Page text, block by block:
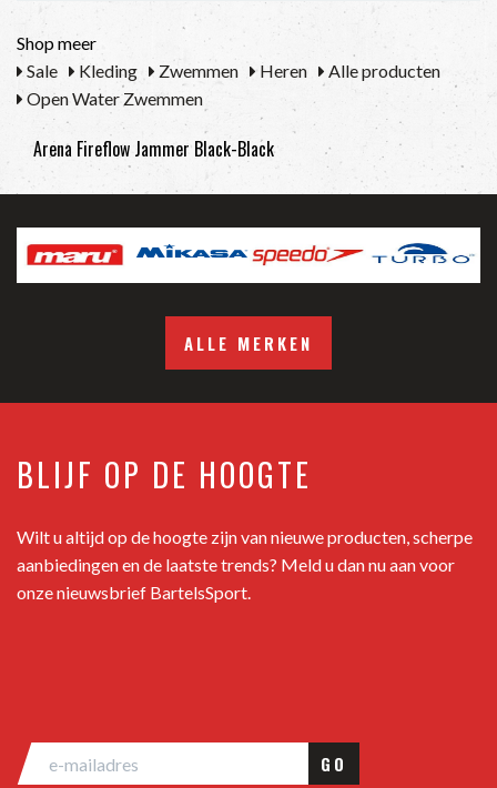
Shop meer
Sale
Kleding Zwemmen Heren
Alle producten
Open Water Zwemmen
Arena Fireflow Jammer Black-Black
ALLE MERKEN
BLIJF OP DE HOOGTE
Wilt u altijd op de hoogte zijn van nieuwe producten, scherpe
aanbiedingen en de laatste trends? Meld u dan nu aan voor
onze nieuwsbrief BartelsSport.
GO